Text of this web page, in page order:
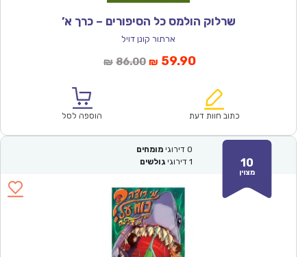
שרלוק הולמס כל הסיפורים – כרך א’
ארתור קונן דויל
₪ 86.00המחיר
₪86.00.
₪ 59.90המחיר
הוא:
כתוב חוות דעת הוספה לסל
10
מצוין
0 דירוגי מומחים
1 דירוגי גולשים